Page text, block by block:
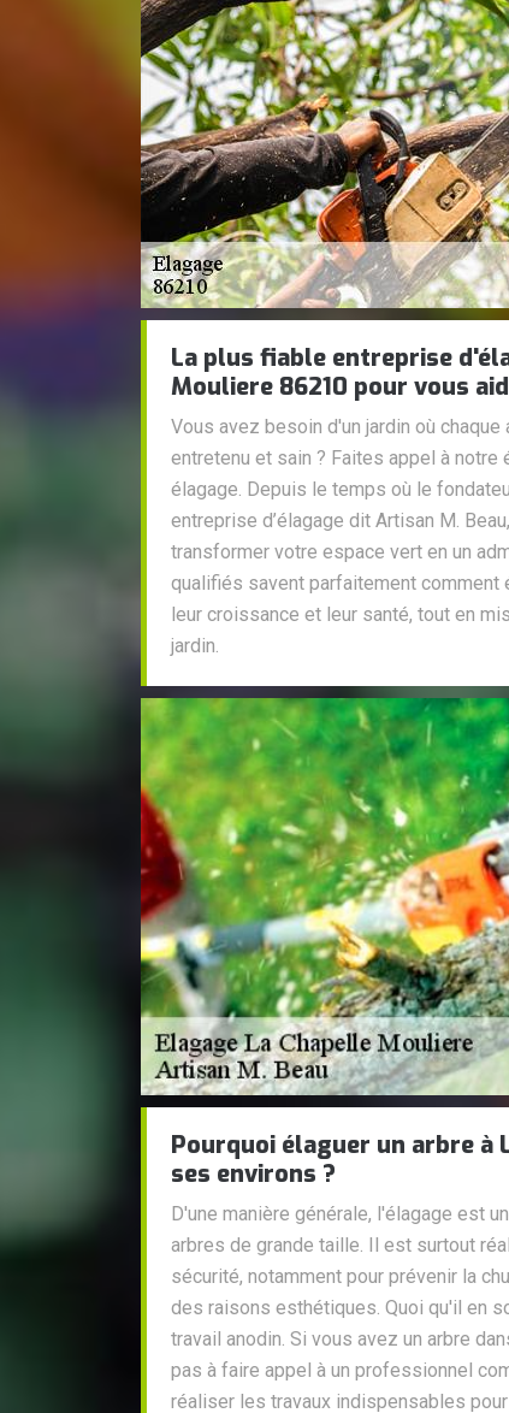
La plus fiable entreprise
Mouliere 86210 pour vous
Vous avez besoin d'un jardin où
entretenu et sain ? Faites appel à
élagage. Depuis le temps où le
entreprise d’élagage dit Artisan M.
transformer votre espace vert en un
qualifiés savent parfaitement comment
leur croissance et leur santé, tout en
jardin.
Pourquoi élaguer un arbre à
ses environs ?
D'une manière générale, l'élagage est
arbres de grande taille. Il est surtout
sécurité, notamment pour prévenir la
des raisons esthétiques. Quoi qu'il en
travail anodin. Si vous avez un arbre
pas à faire appel à un professionnel
réaliser les travaux indispensables